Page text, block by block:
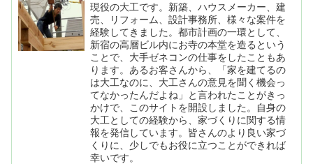
現役の大工です。新築、ハウスメーカー、建
売、リフォーム、設計事務所、様々な案件を
経験してきました。都市計画の一環として、
新宿の高層ビル内にお寺の本堂を造るという
ことで、大手ゼネコンの仕事をしたこともあ
ります。あるお客さんから、「家を建てるの
は大工なのに、大工さんの意見を聞く機会っ
てなかったんだよね」と言われたことがきっ
かけで、このサイトを開設しました。自身の
大工としての経験から、家づくりに関する情
報を発信しています。皆さんのより良い家づ
くりに、少しでもお役に立つことができれば
幸いです。